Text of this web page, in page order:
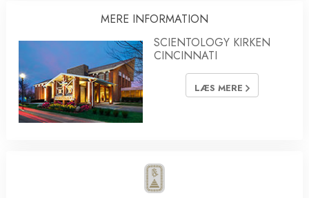
MERE INFORMATION
SCIENTOLOGY KIRKEN
CINCINNATI
LÆS MERE